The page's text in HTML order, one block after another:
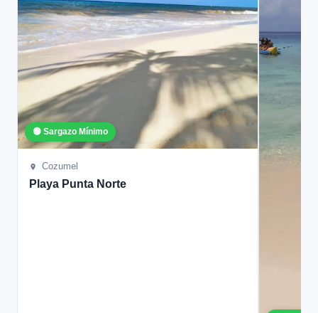
🟢 Sargazo Mínimo
Cozumel
Playa Punta Norte